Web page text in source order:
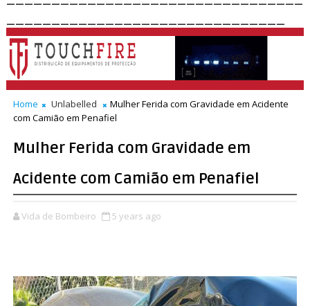
Home Unlabelled
Mulher Ferida com Gravidade em Acidente
com Camião em Penafiel
Mulher Ferida com Gravidade em
Acidente com Camião em Penafiel
Vida de Bombeiro 5 years ago